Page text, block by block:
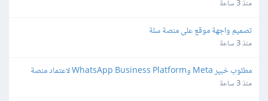
منذ 3 ساعة
تصميم واجهة موقع على منصة سلة
منذ 3 ساعة
واتساب
منذ 3 ساعة